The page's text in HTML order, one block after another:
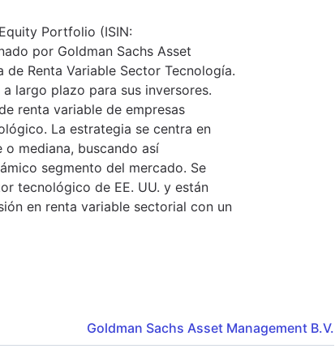
Portfolio (ISIN:
por Goldman Sachs Asset
de Renta Variable Sector Tecnología.
largo plazo para sus inversores.
renta variable de empresas
La estrategia se centra en
mediana, buscando así
segmento del mercado. Se
tecnológico de EE. UU. y están
en renta variable sectorial con un
Goldman Sachs Asset Management B.V.